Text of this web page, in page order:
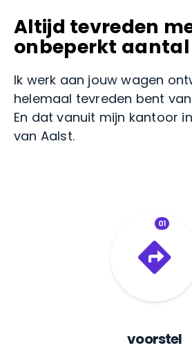
Altijd tevreden
onbeperkt aantal
Ik werk aan jouw wagen
helemaal tevreden bent
En dat vanuit mijn kantoor
van Aalst.
voorstel
01